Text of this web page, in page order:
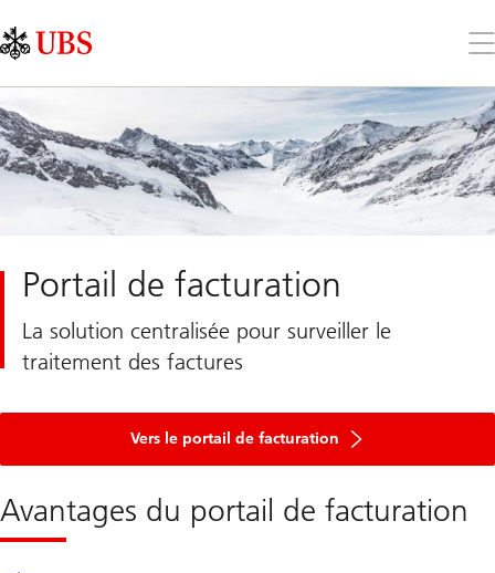
Links
Area
le
Portail de facturation
La solution centralisée pour surveiller le
traitement des factures
Vers le portail de facturation
Avantages du portail de facturation